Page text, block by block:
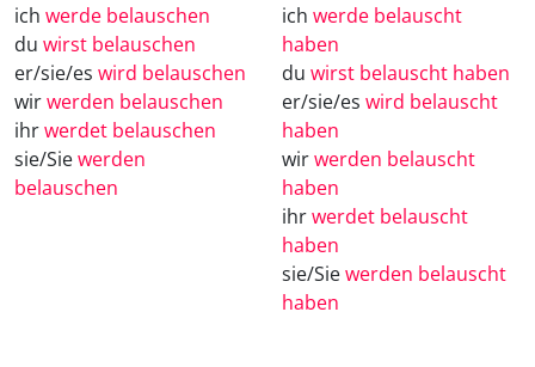
ich werde belauschen
du wirst belauschen
er/sie/es wird belauschen
wirwerden belauschen
ihrwerdet belauschen
sie/Siewerden
belauschen
ich werde belauscht
haben
du wirst belauscht haben
er/sie/es wird belauscht
haben
wirwerden belauscht
haben
ihrwerdet belauscht
haben
sie/Siewerden belauscht
haben